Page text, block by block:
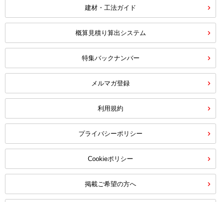
建材・工法ガイド
概算見積り算出システム
特集バックナンバー
メルマガ登録
利用規約
プライバシーポリシー
Cookieポリシー
掲載ご希望の方へ